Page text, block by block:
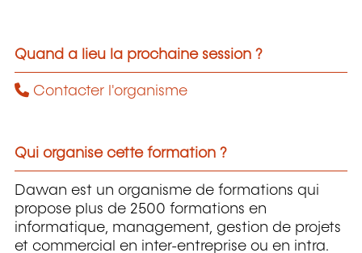
Quand a lieu la prochaine session ?
Contacter l'organisme
Qui organise cette formation ?
Dawan est un organisme de formations qui
propose plus de 2500 formations en
informatique, management, gestion de projets
et commercial en inter-entreprise ou en intra.